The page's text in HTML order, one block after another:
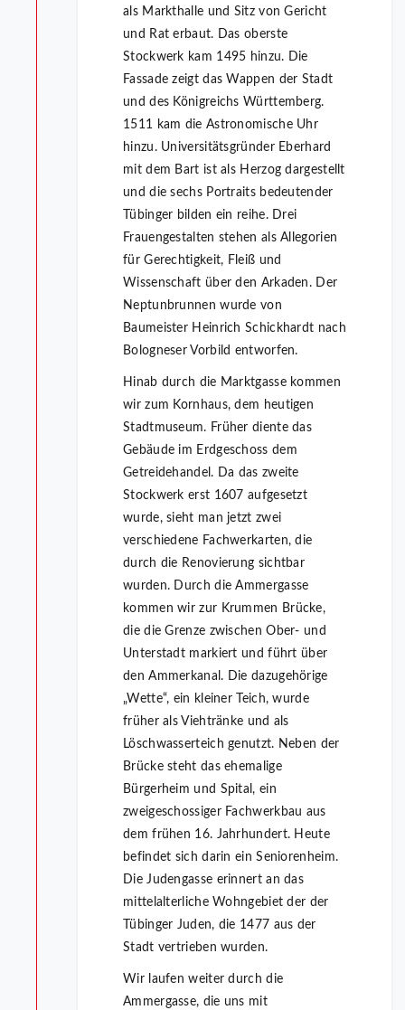
als Markthalle und Sitz von Gericht
und Rat erbaut. Das oberste
Stockwerk kam 1495 hinzu. Die
Fassade zeigt das Wappen der Stadt
und des Königreichs Württemberg.
1511 kam die Astronomische Uhr
hinzu. Universitätsgründer Eberhard
mit dem Bart ist als Herzog dargestellt
und die sechs Portraits bedeutender
Tübinger bilden ein reihe. Drei
Frauengestalten stehen als Allegorien
für Gerechtigkeit, Fleiß und
Wissenschaft über den Arkaden. Der
Neptunbrunnen wurde von
Baumeister Heinrich Schickhardt nach
Bologneser Vorbild entworfen.
Hinab durch die Marktgasse kommen
wir zum Kornhaus, dem heutigen
Stadtmuseum. Früher diente das
Gebäude im Erdgeschoss dem
Getreidehandel. Da das zweite
Stockwerk erst 1607 aufgesetzt
wurde, sieht man jetzt zwei
verschiedene Fachwerkarten, die
durch die Renovierung sichtbar
wurden. Durch die Ammergasse
kommen wir zur Krummen Brücke,
die die Grenze zwischen Ober- und
Unterstadt markiert und führt über
den Ammerkanal. Die dazugehörige
„Wette“, ein kleiner Teich, wurde
früher als Viehtränke und als
Löschwasserteich genutzt. Neben der
Brücke steht das ehemalige
Bürgerheim und Spital, ein
zweigeschossiger Fachwerkbau aus
dem frühen 16. Jahrhundert. Heute
befindet sich darin ein Seniorenheim.
Die Judengasse erinnert an das
mittelalterliche Wohngebiet der der
Tübinger Juden, die 1477 aus der
Stadt vertrieben wurden.
Wir laufen weiter durch die
Ammergasse, die uns mit